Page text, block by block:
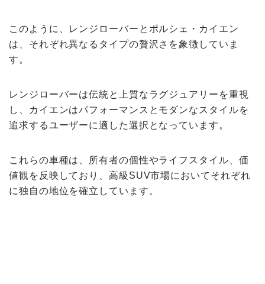
このように、レンジローバーとポルシェ・カイエン
は、それぞれ異なるタイプの贅沢さを象徴していま
す。
レンジローバーは伝統と上質なラグジュアリーを重視
し、カイエンはパフォーマンスとモダンなスタイルを
追求するユーザーに適した選択となっています。
これらの車種は、所有者の個性やライフスタイル、価
値観を反映しており、高級SUV市場においてそれぞれ
に独自の地位を確立しています。